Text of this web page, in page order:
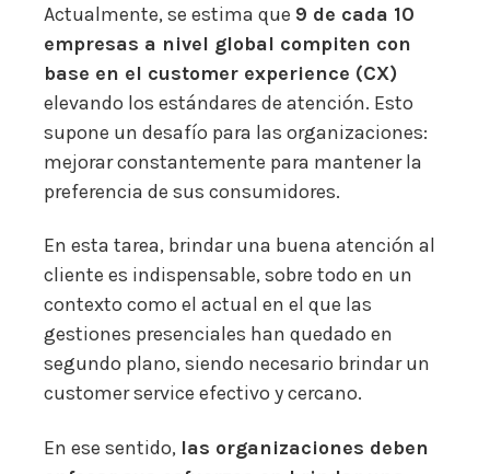
Actualmente, se estima que 9 de cada 10
empresas a nivel global compiten con
base en el customer experience (CX)
elevando los estándares de atención. Esto
supone un desafío para las organizaciones:
mejorar constantemente para mantener la
preferencia de sus consumidores.
En esta tarea, brindar una buena atención al
cliente es indispensable, sobre todo en un
contexto como el actual en el que las
gestiones presenciales han quedado en
segundo plano, siendo necesario brindar un
customer service efectivo y cercano.
En ese sentido, las organizaciones deben